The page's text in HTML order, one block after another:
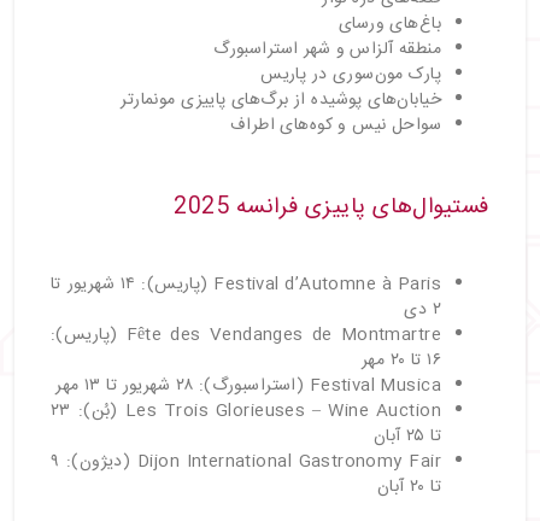
باغ‌های ورسای
منطقه آلزاس و شهر استراسبورگ
پارک مون‌سوری در پاریس
خیابان‌های پوشیده از برگ‌های پاییزی مونمارتر
سواحل نیس و کوه‌های اطراف
فستیوال‌های پاییزی فرانسه 2025
Festival d’Automne à Paris (پاریس): ۱۴ شهریور تا
۲ دی
Fête des Vendanges de Montmartre (پاریس):
۱۶ تا ۲۰ مهر
Festival Musica (استراسبورگ): ۲۸ شهریور تا ۱۳ مهر
Les Trois Glorieuses – Wine Auction (بُن): ۲۳
تا ۲۵ آبان
Dijon International Gastronomy Fair (دیژون): ۹
تا ۲۰ آبان